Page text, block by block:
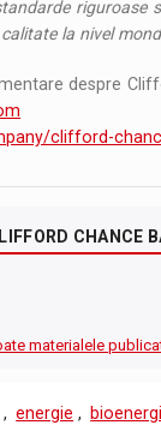
riguroase
la nivel
despre
clifford-
CHANCE
materialele
, energie ,